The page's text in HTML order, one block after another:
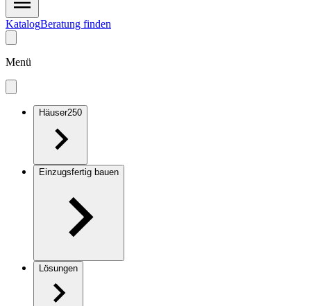
KatalogBeratung finden
Menü
Häuser250
Einzugsfertig bauen
Lösungen